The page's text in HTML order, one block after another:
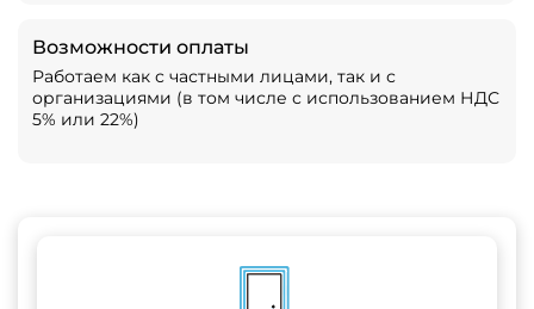
Возможности оплаты
Работаем как с частными лицами, так и с
организациями (в том числе с использованием НДС
5% или 22%)